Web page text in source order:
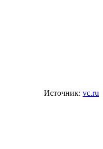
Источник: vc.ru